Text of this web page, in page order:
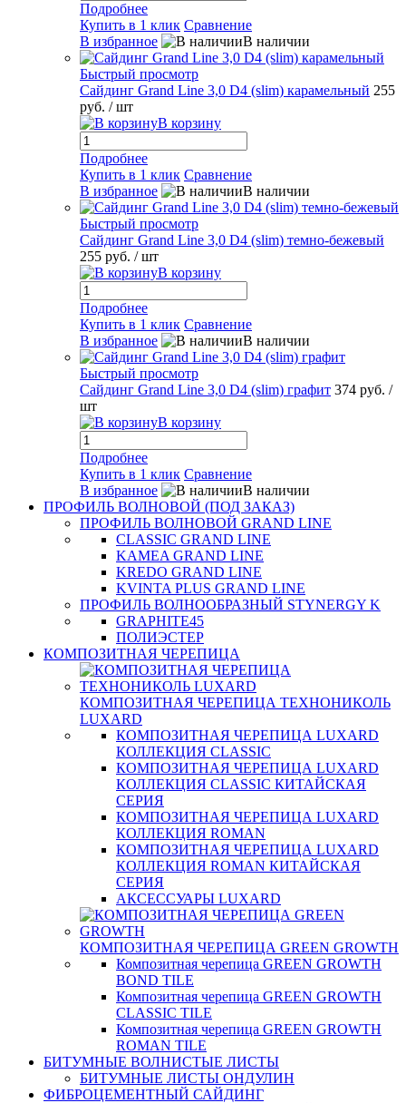
Подробнее
Купить в 1 клик Сравнение
В избранное
В наличии
Быстрый просмотр
Сайдинг Grand Line 3,0 D4 (slim) карамельный 255
руб. / шт
В корзину
Подробнее
Купить в 1 клик Сравнение
В избранное
В наличии
Быстрый просмотр
Сайдинг Grand Line 3,0 D4 (slim) темно-бежевый
255 руб. / шт
В корзину
Подробнее
Купить в 1 клик Сравнение
В избранное
В наличии
Быстрый просмотр
Сайдинг Grand Line 3,0 D4 (slim) графит 374 руб. /
шт
В корзину
Подробнее
Купить в 1 клик Сравнение
В избранное
В наличии
ПРОФИЛЬ ВОЛНОВОЙ (ПОД ЗАКАЗ)
ПРОФИЛЬ ВОЛНОВОЙ GRAND LINE
CLASSIC GRAND LINE
KAMEA GRAND LINE
KREDO GRAND LINE
KVINTA PLUS GRAND LINE
ПРОФИЛЬ ВОЛНООБРАЗНЫЙ STYNERGY K
GRAPHITE45
ПОЛИЭСТЕР
КОМПОЗИТНАЯ ЧЕРЕПИЦА
КОМПОЗИТНАЯ ЧЕРЕПИЦА ТЕХНОНИКОЛЬ
LUXARD
КОМПОЗИТНАЯ ЧЕРЕПИЦА LUXARD
КОЛЛЕКЦИЯ CLASSIC
КОМПОЗИТНАЯ ЧЕРЕПИЦА LUXARD
КОЛЛЕКЦИЯ CLASSIC КИТАЙСКАЯ
СЕРИЯ
КОМПОЗИТНАЯ ЧЕРЕПИЦА LUXARD
КОЛЛЕКЦИЯ ROMAN
КОМПОЗИТНАЯ ЧЕРЕПИЦА LUXARD
КОЛЛЕКЦИЯ ROMAN КИТАЙСКАЯ
СЕРИЯ
АКСЕССУАРЫ LUXARD
КОМПОЗИТНАЯ ЧЕРЕПИЦА GREEN GROWTH
Композитная черепица GREEN GROWTH
BOND TILE
Композитная черепица GREEN GROWTH
CLASSIC TILE
Композитная черепица GREEN GROWTH
ROMAN TILE
БИТУМНЫЕ ВОЛНИСТЫЕ ЛИСТЫ
БИТУМНЫЕ ЛИСТЫ ОНДУЛИН
ФИБРОЦЕМЕНТНЫЙ САЙДИНГ